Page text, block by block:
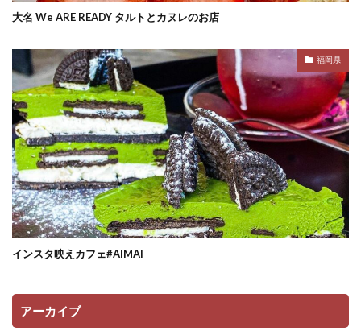
大名 We ARE READY タルトとカヌレのお店
福岡県
インスタ映えカフェ#AIMAI
アーカイブ